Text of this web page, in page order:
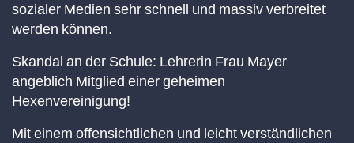
sozialer Medien sehr schnell und massiv verbreitet
werden können.
Skandal an der Schule: Lehrerin Frau Mayer
angeblich Mitglied einer geheimen
Hexenvereinigung!
Mit einem offensichtlichen und leicht verständlichen